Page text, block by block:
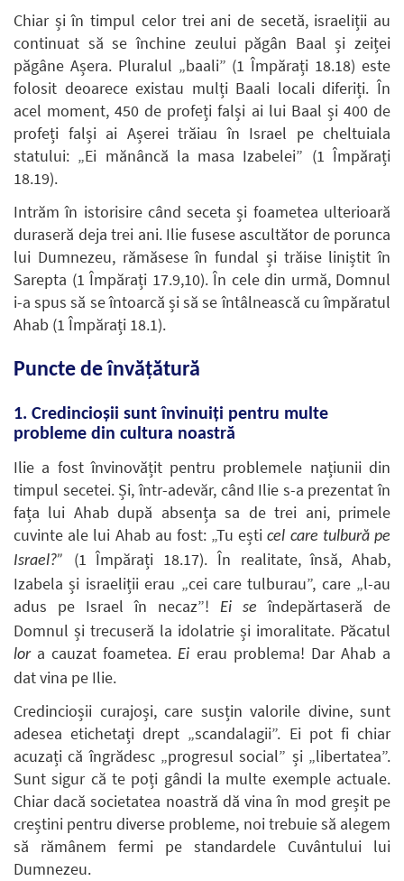
Chiar și în timpul celor trei ani de secetă, israeliții au
continuat să se închine zeului păgân Baal și zeiței
păgâne Așera. Pluralul „baali” (1 Împărați 18.18) este
folosit deoarece existau mulți Baali locali diferiți. În
acel moment, 450 de profeți falși ai lui Baal și 400 de
profeți falși ai Așerei trăiau în Israel pe cheltuiala
statului: „Ei mănâncă la masa Izabelei” (1 Împărați
18.19).
Intrăm în istorisire când seceta și foametea ulterioară
duraseră deja trei ani. Ilie fusese ascultător de porunca
lui Dumnezeu, rămăsese în fundal și trăise liniștit în
Sarepta (1 Împărați 17.9,10). În cele din urmă, Domnul
i-a spus să se întoarcă și să se întâlnească cu împăratul
Ahab (1 Împărați 18.1).
Puncte de învățătură
1. Credincioșii sunt învinuiți pentru multe
probleme din cultura noastră
Ilie a fost învinovățit pentru problemele națiunii din
timpul secetei. Și, într-adevăr, când Ilie s-a prezentat în
fața lui Ahab după absența sa de trei ani, primele
cuvinte ale lui Ahab au fost: „Tu eșticel care tulbură pe
Israel?”
(1 Împărați 18.17). În realitate, însă, Ahab,
Izabela și israeliții erau „cei care tulburau”, care „l-au
adus pe Israel în necaz”!
Ei se
îndepărtaseră de
Domnul și trecuseră la idolatrie și imoralitate. Păcatul
lora cauzat foametea.Ei erau problema! Dar Ahab a
dat vina pe Ilie.
Credincioșii curajoși, care susțin valorile divine, sunt
adesea etichetați drept „scandalagii”. Ei pot fi chiar
acuzați că îngrădesc „progresul social” și „libertatea”.
Sunt sigur că te poți gândi la multe exemple actuale.
Chiar dacă societatea noastră dă vina în mod greșit pe
creștini pentru diverse probleme, noi trebuie să alegem
să rămânem fermi pe standardele Cuvântului lui
Dumnezeu.